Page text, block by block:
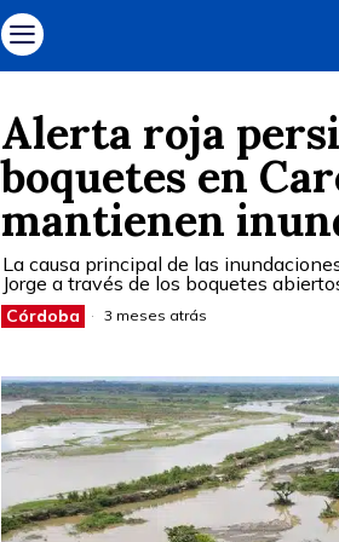
Alerta roja
boquetes en
mantienen
La causa principal de las
Jorge a través de los boquetes
Córdoba 3 meses atrás